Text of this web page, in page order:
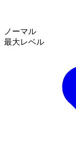
ノーマル
最大レベル